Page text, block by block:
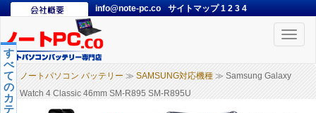
info@note-pc.co サイトマップ1 2 3 4
Toggle
ノートパソコン バッテリー ≫ SAMSUNG対応機種 ≫ Samsung Galaxy
Watch 4 Classic 46mm SM-R895 SM-R895U
す
べ
て
の
カ
テ